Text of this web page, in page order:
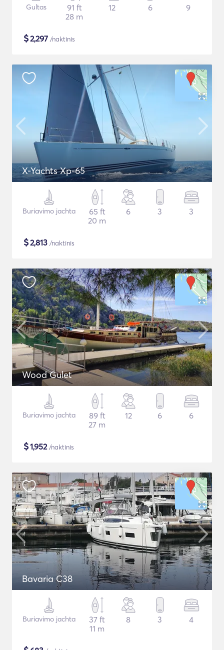
Gultas
91 ft
28 m
12 6 9
$2,297 /naktinis
X-Yachts Xp-65
Buriavimo jachta
65 ft
20 m
6 3 3
$2,813 /naktinis
Wood Gulet
Buriavimo jachta
89 ft
27 m
12 6 6
$1,952/naktinis
Bavaria C38
Buriavimo jachta
37 ft
11 m
8 3 4